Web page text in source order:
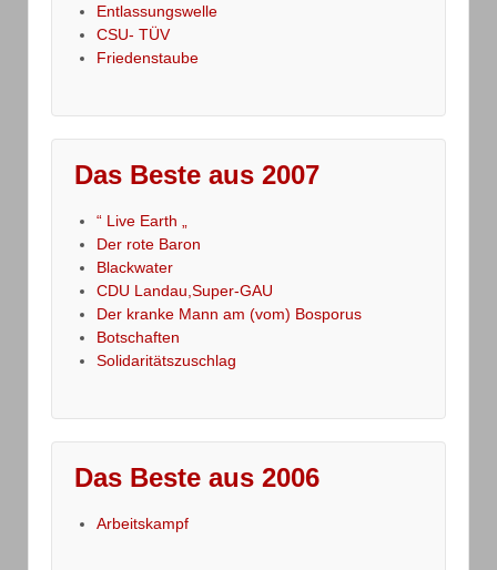
Entlassungswelle
CSU- TÜV
Friedenstaube
Das Beste aus 2007
“ Live Earth „
Der rote Baron
Blackwater
CDU Landau,Super-GAU
Der kranke Mann am (vom) Bosporus
Botschaften
Solidaritätszuschlag
Das Beste aus 2006
Arbeitskampf